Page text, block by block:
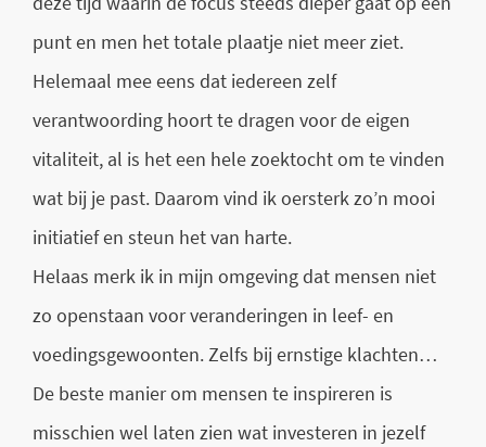
punt en men het totale plaatje niet meer ziet.
Helemaal mee eens dat iedereen zelf
verantwoording hoort te dragen voor de eigen
vitaliteit, al is het een hele zoektocht om te vinden
wat bij je past. Daarom vind ik oersterk zo’n mooi
initiatief en steun het van harte.
Helaas merk ik in mijn omgeving dat mensen niet
zo openstaan voor veranderingen in leef- en
voedingsgewoonten. Zelfs bij ernstige klachten…
De beste manier om mensen te inspireren is
misschien wel laten zien wat investeren in jezelf